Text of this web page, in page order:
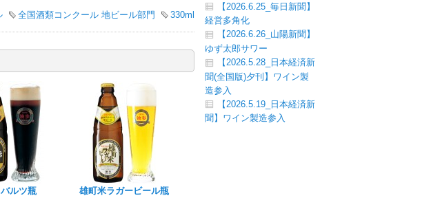
全国酒類コンクール 地ビール部門 330ml
ルツ瓶 雄町米ラガービール瓶
【2026.6.25_毎日新聞】
経営多角化
【2026.6.26_山陽新聞】
ゆず太郎サワー
【2026.5.28_日本経済新
聞(全国版)夕刊】ワイン製
造参入
【2026.5.19_日本経済新
聞】ワイン製造参入